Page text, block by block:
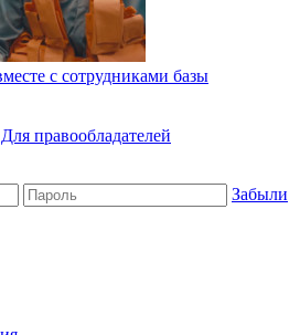
с сотрудниками базы
Для правообладателей
Забыли